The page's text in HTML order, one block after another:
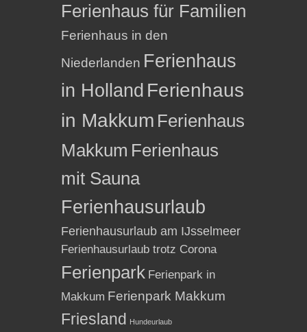
Ferienhaus für Familien
Ferienhaus in den
Niederlanden Ferienhaus
in Holland Ferienhaus
in Makkum Ferienhaus
Makkum Ferienhaus
mit Sauna
Ferienhausurlaub
Ferienhausurlaub am IJsselmeer
Ferienhausurlaub trotz Corona
Ferienpark Ferienpark in
Makkum Ferienpark Makkum
Friesland Hundeurlaub